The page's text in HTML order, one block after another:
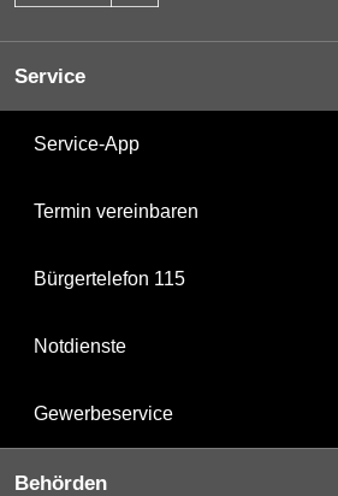
Service
Service-App
Termin vereinbaren
Bürgertelefon 115
Notdienste
Gewerbeservice
Behörden